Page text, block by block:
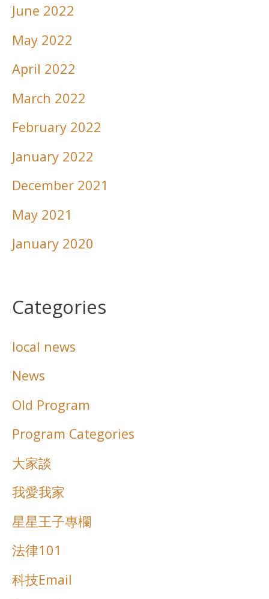
June 2022
May 2022
April 2022
March 2022
February 2022
January 2022
December 2021
May 2021
January 2020
Categories
local news
News
Old Program
Program Categories
大家談
我愛我家
星星王子專欄
法律101
科技Email